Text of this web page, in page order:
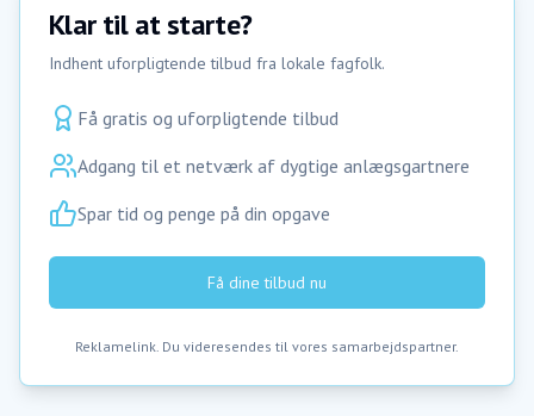
Klar til at starte?
Indhent uforpligtende tilbud fra lokale fagfolk.
Få gratis og uforpligtende tilbud
Adgang til et netværk af dygtige anlægsgartnere
Spar tid og penge på din opgave
Få dine tilbud nu
Reklamelink. Du videresendes til vores samarbejdspartner.